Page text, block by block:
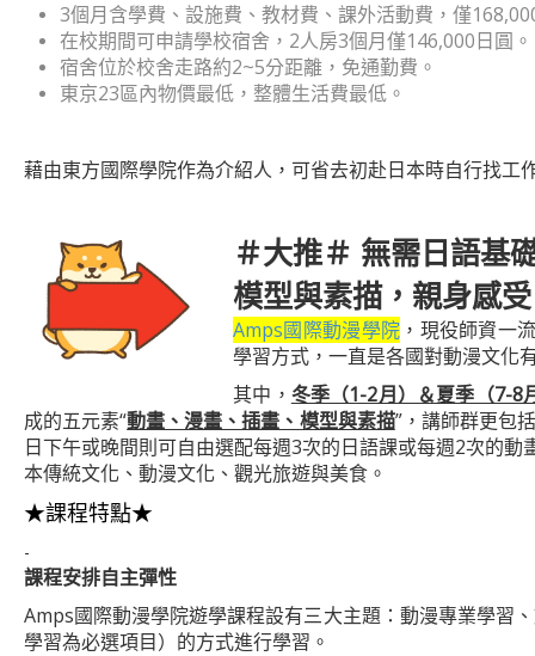
3個月含學費、設施費、教材費、課外活動費，僅
在校期間可申請學校宿舍，2人房3個月僅146,000日圓。
宿舍位於校舍走路約2~5分距離，免通勤費。
東京23區內物價最低，整體生活費最低。
藉由東方國際學院作為介紹人，可省去初赴日本時自行找工
＃大推＃ 無需日語基
模型與素描，親身感
Amps國際動漫學院 ，現役師資一
學習方式，一直是各國對動漫文化
其中， 冬季（1-2月）＆夏季（7-8
成的五元素“動畫、漫畫、插畫、模型與素描”，講師群更包
日下午或晚間則可自由選配每週3次的日語課或每週2次的
本傳統文化、動漫文化、觀光旅遊與美食。
★課程特點★
-
課程安排自主彈性
Amps國際動漫學院遊學課程設有三大主題：動漫專業學習
學習為必選項目）的方式進行學習。